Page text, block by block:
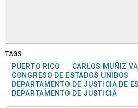
TAGS
PUERTO RICO
CARLOS MUÑIZ
CONGRESO DE ESTADOS UNIDOS
DEPARTAMENTO DE JUSTICIA DE
DEPARTAMENTO DE JUSTICIA